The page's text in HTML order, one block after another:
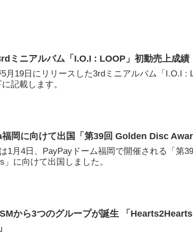
ミニアルバム「I.O.I : LOOP」初動売上成績
月19日にリリースした3rdミニアルバム「I.O.I :
記載します。
岡に向けて出国「第39回 Golden Disc
1月4日、PayPayドーム福岡で開催される「第
」に向けて出国しました。
から3つのグループが誕生 「